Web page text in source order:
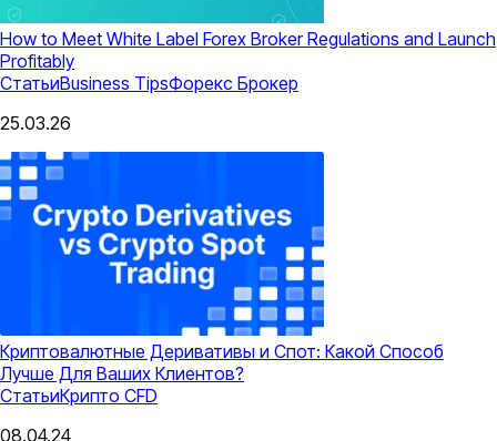
How to Meet White Label Forex Broker Regulations and Launch
Profitably
СтатьиBusiness TipsФорекс Брокер
25.03.26
Криптовалютные Деривативы и Спот: Какой Способ
Лучше Для Ваших Клиентов?
СтатьиКрипто CFD
08.04.24